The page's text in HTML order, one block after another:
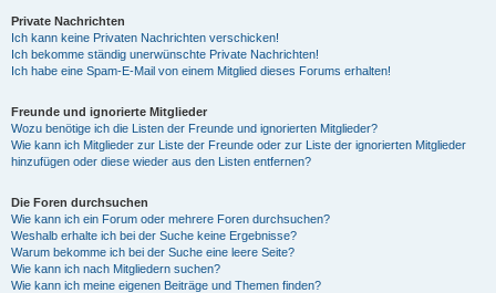
Private Nachrichten
Ich kann keine Privaten Nachrichten verschicken!
Ich bekomme ständig unerwünschte Private Nachrichten!
Ich habe eine Spam-E-Mail von einem Mitglied dieses Forums erhalten!
Freunde und ignorierte Mitglieder
Wozu benötige ich die Listen der Freunde und ignorierten Mitglieder?
Wie kann ich Mitglieder zur Liste der Freunde oder zur Liste der ignorierten Mitglieder
hinzufügen oder diese wieder aus den Listen entfernen?
Die Foren durchsuchen
Wie kann ich ein Forum oder mehrere Foren durchsuchen?
Weshalb erhalte ich bei der Suche keine Ergebnisse?
Warum bekomme ich bei der Suche eine leere Seite?
Wie kann ich nach Mitgliedern suchen?
Wie kann ich meine eigenen Beiträge und Themen finden?